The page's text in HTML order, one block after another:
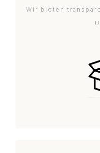
Wir bieten